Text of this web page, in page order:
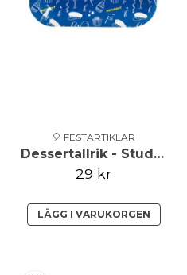
🎈 FESTARTIKLAR
Dessertallrik - Student - Blå
29 kr
LÄGG I VARUKORGEN